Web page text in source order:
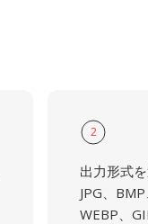
2
出力形式
JPG、BMP
WEBP、